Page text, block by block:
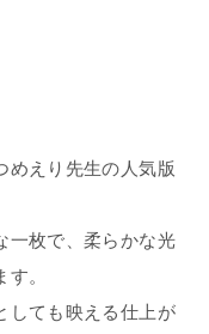
めえり先生の人気版
一枚で、柔らかな光
。
しても映える仕上が